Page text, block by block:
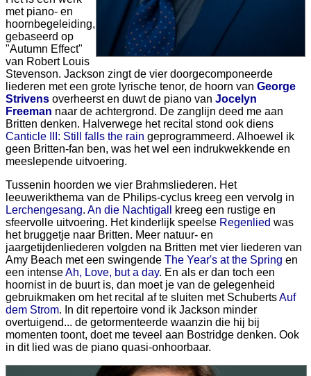
met piano- en
hoornbegeleiding,
gebaseerd op
"Autumn Effect"
van Robert Louis
Stevenson. Jackson zingt de vier doorgecomponeerde
liederen met een grote lyrische tenor, de hoorn van George
Strivens overheerst en duwt de piano van Jocelyn
Freeman naar de achtergrond. De zanglijn deed me aan
Britten denken. Halverwege het recital stond ook diens
Canticle III: Still falls the rain geprogrammeerd. Alhoewel ik
geen Britten-fan ben, was het wel een indrukwekkende en
meeslepende uitvoering.
Tussenin hoorden we vier Brahmsliederen. Het
leeuwerikthema van de Philips-cyclus kreeg een vervolg in
Lerchengesang. An die Nachtigall
kreeg een rustige en
sfeervolle uitvoering. Het kinderlijk speelse Regenlied was
het bruggetje naar Britten. Meer natuur- en
jaargetijdenliederen volgden na Britten met vier liederen van
Amy Beach met een swingende The Year's at the Spring en
een intenseAh, Love, but a day. En als er dan toch een
hoornist in de buurt is, dan moet je van de gelegenheid
gebruikmaken om het recital af te sluiten met SchubertsAuf
dem Strom. In dit repertoire vond ik Jackson minder
overtuigend... de getormenteerde waanzin die hij bij
momenten toont, doet me teveel aan Bostridge denken. Ook
in dit lied was de piano quasi-onhoorbaar.